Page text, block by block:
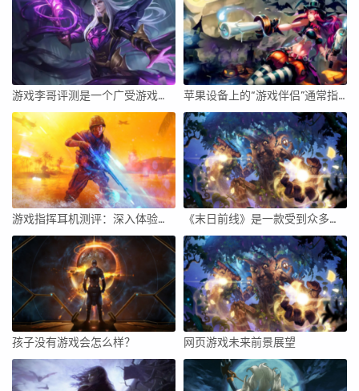
游戏李哥评测是一个广受游戏玩家欢迎的评测平台，本文将从评测内容的真实性、详细程度、娱乐性等方面展开，深入分析该平台的优势与特点，并对它的影响力和使用体验进行评价。 苹果设备上的“游戏伴侣”通常指的是一种辅助工具或应用，用于增强游戏体验、提供实时信息、社交互动等。要开启苹果设备上的游戏伴侣，你需要遵循一些步骤来确保你能够顺利地使用这个功能。下面将详细介绍如何开启苹果设备上的游戏伴侣。
游戏指挥耳机测评：深入体验与全面解析 《末日前线》是一款受到众多玩家关注的生存游戏。它以末世为背景，为玩家带来紧张刺激的生存体验。在游戏中，玩家需要不断探索、收集资源、与其他玩家合作或竞争，最终为了生存而努力。下面，我将从游戏玩法、游戏体验、社交互动、美术风格等方面对《末日前线》进行详细评价。
孩子没有游戏会怎么样？ 网页游戏未来前景展望